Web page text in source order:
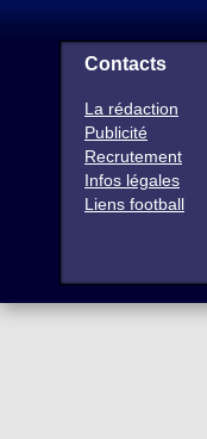
Contacts
La rédaction
Publicité
Recrutement
Infos légales
Liens football